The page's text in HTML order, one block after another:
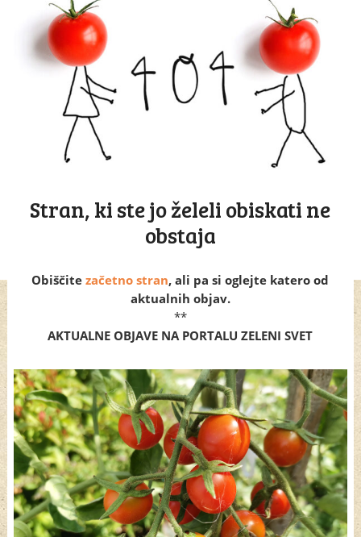
Stran, ki ste jo želeli obiskati ne
obstaja
Obiščitezačetno stran, ali pa si oglejte katero od
aktualnih objav.
**
AKTUALNE OBJAVE NA PORTALU ZELENI SVET